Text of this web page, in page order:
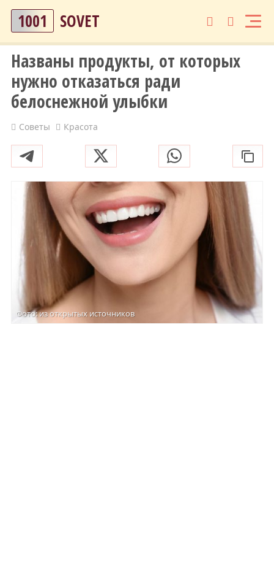
1001 SOVET
Названы продукты, от которых
нужно отказаться ради
белоснежной улыбки
Советы Красота
Фото: из открытых источников